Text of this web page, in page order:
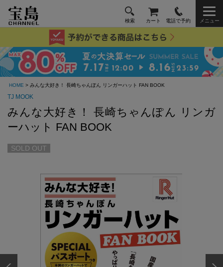
検索 カート 電話で予約 メニュー
HOME > みんな大好き！ 長崎ちゃんぽん リンガーハット FAN BOOK
TJ MOOK
みんな大好き！ 長崎ちゃんぽん リンガ
ーハット FAN BOOK
SOLD OUT